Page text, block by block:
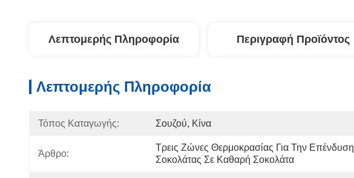
Λεπτομερής Πληροφορία Περιγραφή Προϊόντος
Λεπτομερής Πληροφορία
Τόπος Καταγωγής: Σουζού, Κίνα
Άρθρο:
Τρεις Ζώνες Θερμοκρασίας Για Την Επένδυση
Σοκολάτας Σε Καθαρή Σοκολάτα